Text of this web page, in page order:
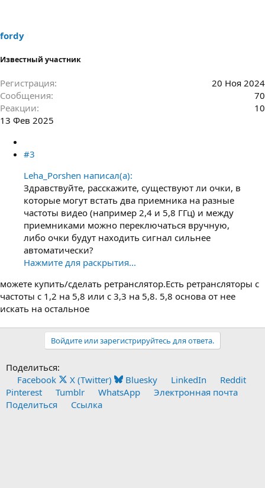
fordy
Известный участник
Регистрация
20 Ноя 2024
Сообщения
70
Реакции
10
13 Фев 2025
#3
Leha_Porshen написал(а):
Здравствуйте, расскажите, существуют ли очки, в
которые могут встать два приемника на разные
частоты видео (например 2,4 и 5,8 ГГц) и между
приемниками можно переключаться вручную,
либо очки будут находить сигнал сильнее
автоматически?
Нажмите для раскрытия...
можете купить/сделать ретранслятор.Есть ретрансляторы с
частоты с 1,2 на 5,8 или с 3,3 на 5,8. 5,8 основа от нее
искать на остальное
Войдите или зарегистрируйтесь для ответа.
Поделиться:
Facebook
X (Twitter) Bluesky LinkedIn
Reddit
Pinterest
Tumblr WhatsApp
Электронная почта
Поделиться
Ссылка